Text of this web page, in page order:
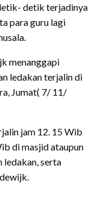
detik terjadinya
para guru lagi
menanggapi
ledakan terjalin di
Jumat( 7/ 11/
jam 12. 15 Wib
di masjid ataupun
ledakan, serta